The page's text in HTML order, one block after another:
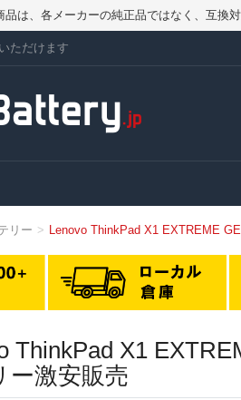
品は、各メーカーの純正品ではなく、互換
ただけます
リー Lenovo ThinkPad X1 EXTREME
ThinkPad X1
ー激安販売